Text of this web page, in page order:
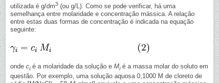
utilizada é g/dm3 (ou g/L). Como se pode verificar, há uma
semelhança entre molaridade e concentração mássica. A relação
entre estas duas formas de concentração é indicada na equação
seguinte:
onde cié a molaridade da solução e Mié a massa molar do soluto em
questão. Por exemplo, uma solução aquosa 0,1000 M de cloreto de